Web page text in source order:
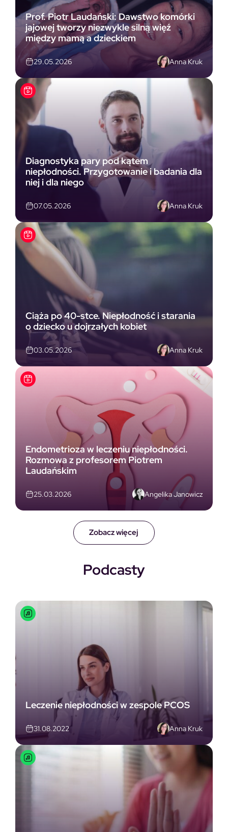
Zobacz więcej
Prof. Piotr Laudański: Dawstwo komórki
jajowej tworzy niezwykle silną więź
między mamą a dzieckiem
29.05.2026 Anna Kruk
Diagnostyka pary pod kątem
niepłodności. Przygotowanie i badania dla
niej i dla niego
07.05.2026 Anna Kruk
Ciąża po 40-stce. Niepłodność i starania
o dziecko u dojrzałych kobiet
03.05.2026 Anna Kruk
Endometrioza w leczeniu niepłodności.
Rozmowa z profesorem Piotrem
Laudańskim
25.03.2026 Angelika Janowicz
Podcasty
Leczenie niepłodności w zespole PCOS
31.08.2022 Anna Kruk